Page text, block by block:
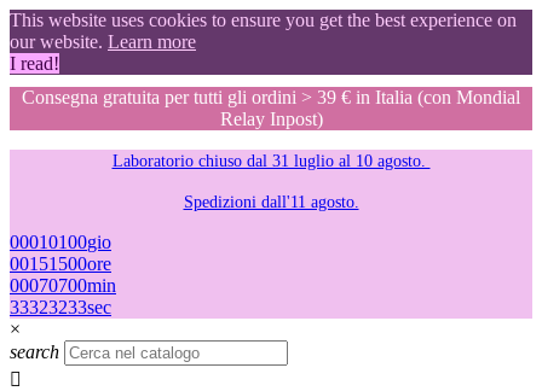
This website uses cookies to ensure you get the best experience on
our website. Learn more
I read!
Consegna gratuita per tutti gli ordini > 39 € in Italia (con Mondial
Relay Inpost)
Laboratorio chiuso dal 31 luglio al 10 agosto.
Spedizioni dall'11 agosto.
00010100gio
00151500ore
00070700min
32313132sec
×
search
